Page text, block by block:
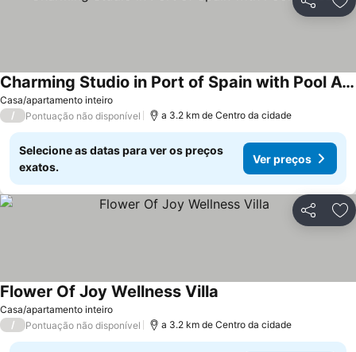
Partilhar
Casa/apartamento inteiro
Charming Studio in Port of Spain with Pool Access
Ver preços
/ Pontuação não disponível a 3.2 km de Centro da cidade
Selecione as datas para ver os preços
exatos.
Ver preços
Partilhar
Casa/apartamento inteiro
Flower Of Joy Wellness Villa
/ Pontuação não disponível a 3.2 km de Centro da cidade